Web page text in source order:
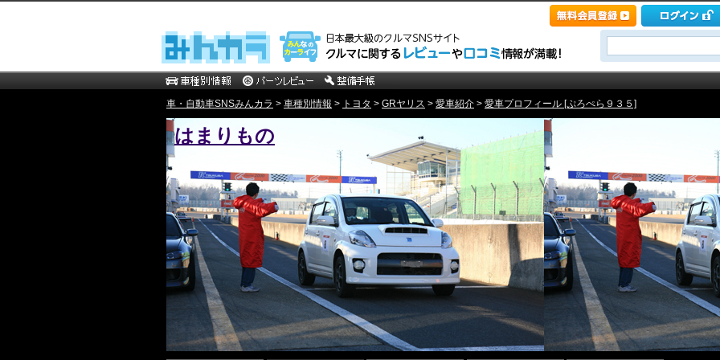
車・自動車SNSみんカラ > 車種別情報 > トヨタ > GRヤリス > 愛車紹介 > 愛車プロフィール [ぷろぺら９３５]
はまりもの